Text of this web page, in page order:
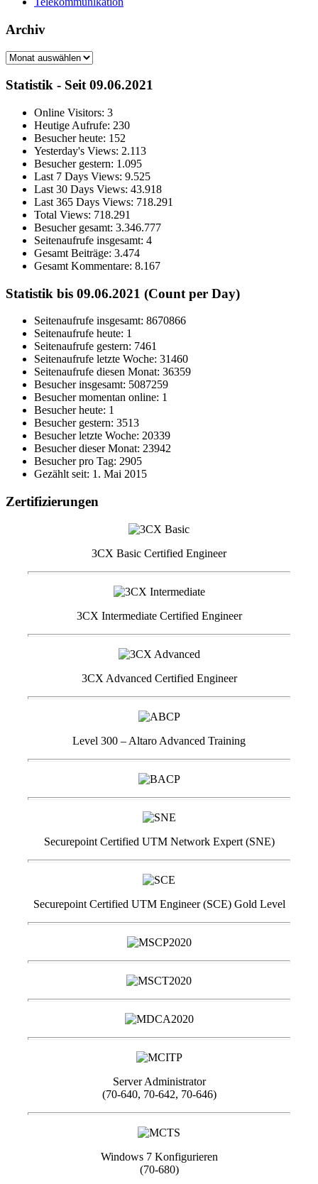
Archiv
Archiv
Statistik - Seit 09.06.2021
Online Visitors: 3
Heutige Aufrufe: 230
Besucher heute: 152
Yesterday's Views: 2.113
Besucher gestern: 1.095
Last 7 Days Views: 9.525
Last 30 Days Views: 43.918
Last 365 Days Views: 718.291
Total Views: 718.291
Besucher gesamt: 3.346.777
Seitenaufrufe insgesamt: 4
Gesamt Beiträge: 3.474
Gesamt Kommentare: 8.167
Statistik bis 09.06.2021 (Count per Day)
Seitenaufrufe insgesamt: 8670866
Seitenaufrufe heute: 1
Seitenaufrufe gestern: 7461
Seitenaufrufe letzte Woche: 31460
Seitenaufrufe diesen Monat: 36359
Besucher insgesamt: 5087259
Besucher momentan online: 1
Besucher heute: 1
Besucher gestern: 3513
Besucher letzte Woche: 20339
Besucher dieser Monat: 23942
Besucher pro Tag: 2905
Gezählt seit: 1. Mai 2015
Zertifizierungen
3CX Basic Certified Engineer
3CX Intermediate Certified Engineer
3CX Advanced Certified Engineer
Level 300 – Altaro Advanced Training
Securepoint Certified UTM Network Expert (SNE)
Securepoint Certified UTM Engineer (SCE) Gold Level
Server Administrator
(70-640, 70-642, 70-646)
Windows 7 Konfigurieren
(70-680)